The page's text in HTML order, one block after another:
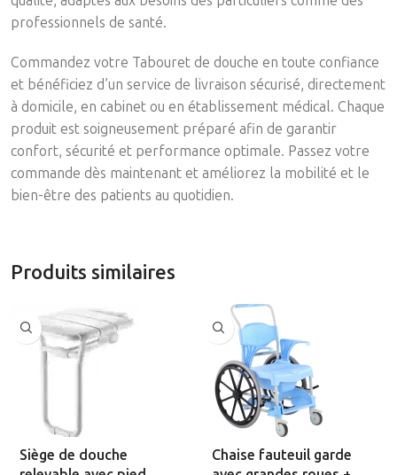
professionnels de santé.
Commandez votre Tabouret de douche en toute confiance
et bénéficiez d’un service de livraison sécurisé, directement
à domicile, en cabinet ou en établissement médical. Chaque
produit est soigneusement préparé afin de garantir
confort, sécurité et performance optimale. Passez votre
commande dès maintenant et améliorez la mobilité et le
bien-être des patients au quotidien.
Produits similaires
Siège de douche
Chaise fauteuil garde